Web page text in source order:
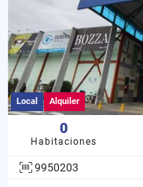
Local Alquiler
0
Habitaciones
9950203